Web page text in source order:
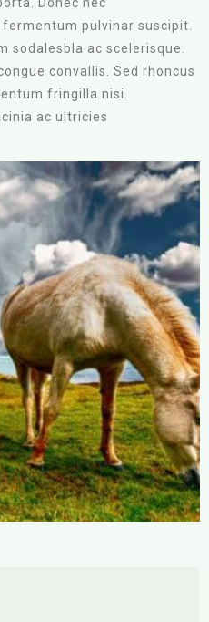
pulvinar suscipit.
sodalesbla ac scelerisque.
convallis. Sed rhoncus
fringilla nisi.
ac ultricies